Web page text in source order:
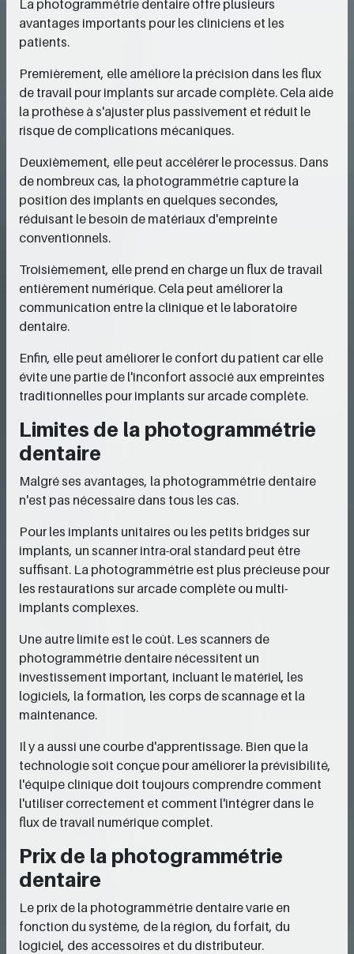
La photogrammétrie dentaire offre plusieurs
avantages importants pour les cliniciens et les
patients.
Premièrement, elle améliore la précision dans les flux
de travail pour implants sur arcade complète. Cela aide
la prothèse à s'ajuster plus passivement et réduit le
risque de complications mécaniques.
Deuxièmement, elle peut accélérer le processus. Dans
de nombreux cas, la photogrammétrie capture la
position des implants en quelques secondes,
réduisant le besoin de matériaux d'empreinte
conventionnels.
Troisièmement, elle prend en charge un flux de travail
entièrement numérique. Cela peut améliorer la
communication entre la clinique et le laboratoire
dentaire.
Enfin, elle peut améliorer le confort du patient car elle
évite une partie de l'inconfort associé aux empreintes
traditionnelles pour implants sur arcade complète.
Limites de la photogrammétrie
dentaire
Malgré ses avantages, la photogrammétrie dentaire
n'est pas nécessaire dans tous les cas.
Pour les implants unitaires ou les petits bridges sur
implants, un scanner intra-oral standard peut être
suffisant. La photogrammétrie est plus précieuse pour
les restaurations sur arcade complète ou multi-
implants complexes.
Une autre limite est le coût. Les scanners de
photogrammétrie dentaire nécessitent un
investissement important, incluant le matériel, les
logiciels, la formation, les corps de scannage et la
maintenance.
Il y a aussi une courbe d'apprentissage. Bien que la
technologie soit conçue pour améliorer la prévisibilité,
l'équipe clinique doit toujours comprendre comment
l'utiliser correctement et comment l'intégrer dans le
flux de travail numérique complet.
Prix de la photogrammétrie
dentaire
Le prix de la photogrammétrie dentaire varie en
fonction du système, de la région, du forfait, du
logiciel, des accessoires et du distributeur.